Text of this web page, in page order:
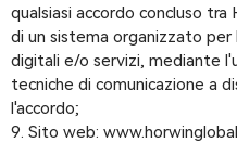
qualsiasi accordo concluso
di un sistema organizzato
digitali e/o servizi, mediante
tecniche di comunicazione a
l'accordo;
Sito web: